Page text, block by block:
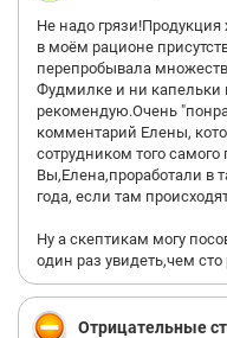
Не надо
в моём рационе
перепробывала
Фудмилке и ни капельки
рекомендую.Очень
комментарий Елены,
сотрудником того
Вы,Елена,проработали в
года, если там
Ну а скептикам могу
один раз увидеть,чем
Отрицательные